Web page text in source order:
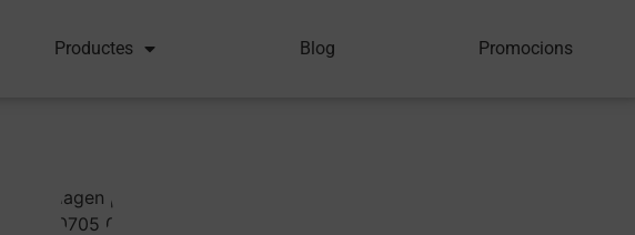
Productes Blog Promocions